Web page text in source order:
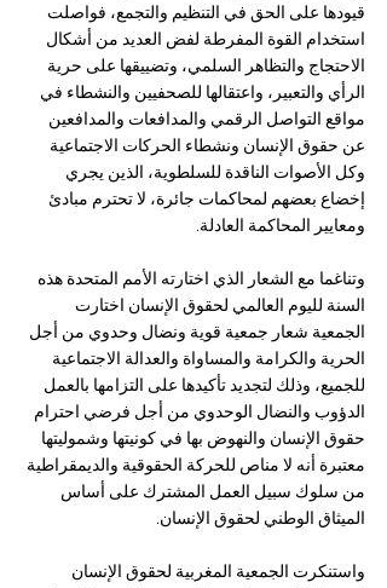
قيودها على الحق في التنظيم والتجمع، فواصلت
استخدام القوة المفرطة لفض العديد من أشكال
الاحتجاج والتظاهر السلمي، وتضييقها على حرية
الرأي والتعبير، واعتقالها للصحفيين والنشطاء في
مواقع التواصل الرقمي والمدافعات والمدافعين
عن حقوق الإنسان ونشطاء الحركات الاجتماعية
وكل الأصوات الناقدة للسلطوية، الذين يجري
إخضاع بعضهم لمحاكمات جائرة، لا تحترم مبادئ
ومعايير المحاكمة العادلة.
وتناغما مع الشعار الذي اختارته الأمم المتحدة هذه
السنة لليوم العالمي لحقوق الإنسان اختارت
الجمعية شعار جمعية قوية ونضال وحدوي من أجل
الحرية والكرامة والمساواة والعدالة الاجتماعية
للجميع، وذلك لتجديد تأكيدها على التزامها بالعمل
الدؤوب والنضال الوحدوي من أجل فرضي احترام
حقوق الإنسان والنهوض بها في كونيتها وشموليتها
معتبرة أنه لا مناص للحركة الحقوقية والديمقراطية
من سلوك سبيل العمل المشترك على أساس
الميثاق الوطني لحقوق الإنسان.
واستنكرت الجمعية المغربية لحقوق الإنسان